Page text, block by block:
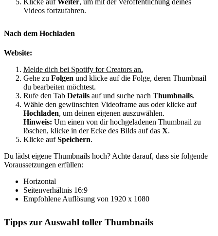
Klicke aufWeiter, um mit der Veröffentlichung deines
Videos fortzufahren.
Nach dem Hochladen
Website:
Melde dich bei Spotify for Creators an.
Gehe zu Folgen und klicke auf die Folge, deren Thumbnail
du bearbeiten möchtest.
Rufe den Tab Details auf und suche nach Thumbnails.
Wähle den gewünschten Videoframe aus oder klicke auf
Hochladen, um deinen eigenen auszuwählen.
Hinweis: Um einen von dir hochgeladenen Thumbnail zu
löschen, klicke in der Ecke des Bilds auf das X.
Klicke aufSpeichern.
Du lädst eigene Thumbnails hoch? Achte darauf, dass sie folgende
Voraussetzungen erfüllen:
Horizontal
Seitenverhältnis 16:9
Empfohlene Auflösung von 1920 x 1080
Tipps zur Auswahl toller Thumbnails